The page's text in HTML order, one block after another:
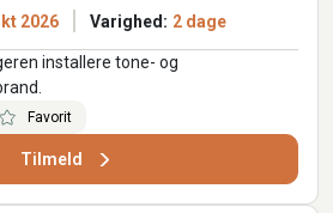
2026 Varighed: 2 dage
installere tone- og
Favorit
Tilmeld